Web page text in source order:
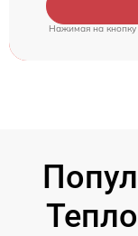
Нажимая на